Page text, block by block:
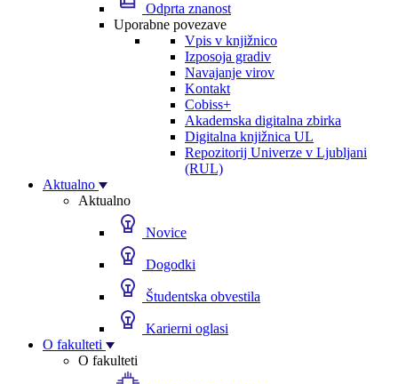
Odprta znanost
Uporabne povezave
Vpis v knjižnico
Izposoja gradiv
Navajanje virov
Kontakt
Cobiss+
Akademska digitalna zbirka
Digitalna knjižnica UL
Repozitorij Univerze v Ljubljani
(RUL)
Aktualno
Aktualno
Novice
Dogodki
Študentska obvestila
Karierni oglasi
O fakulteti
O fakulteti